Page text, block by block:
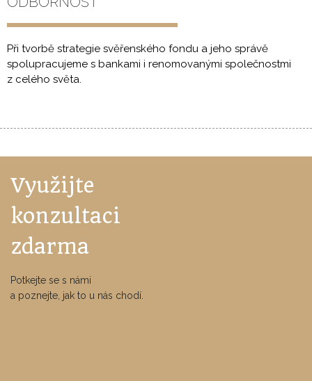
Při tvorbě strategie svěřenského fondu a jeho správě
spolupracujeme s bankami i renomovanými společnostmi
z celého světa.
Využijte
konzultaci
zdarma
Potkejte se s námi
a poznejte, jak to u nás chodí.